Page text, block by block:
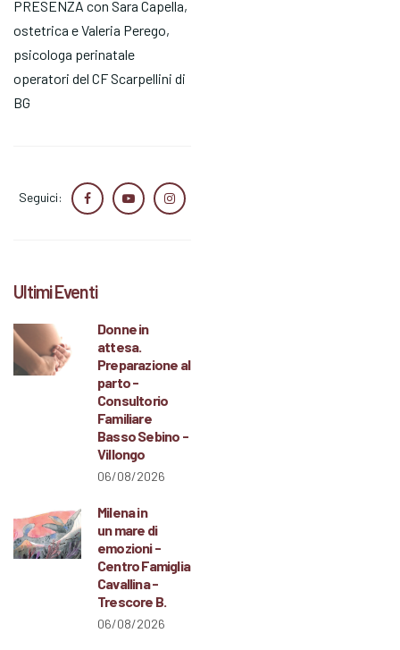
PRESENZA con Sara Capella,
ostetrica e Valeria Perego,
psicologa perinatale
operatori del CF Scarpellini di
BG
Seguici:
Ultimi Eventi
Donne in
attesa.
Preparazione al
parto -
Consultorio
Familiare
Basso Sebino -
Villongo
06/08/2026
Milena in
un mare di
emozioni -
Centro Famiglia
Cavallina -
Trescore B.
06/08/2026